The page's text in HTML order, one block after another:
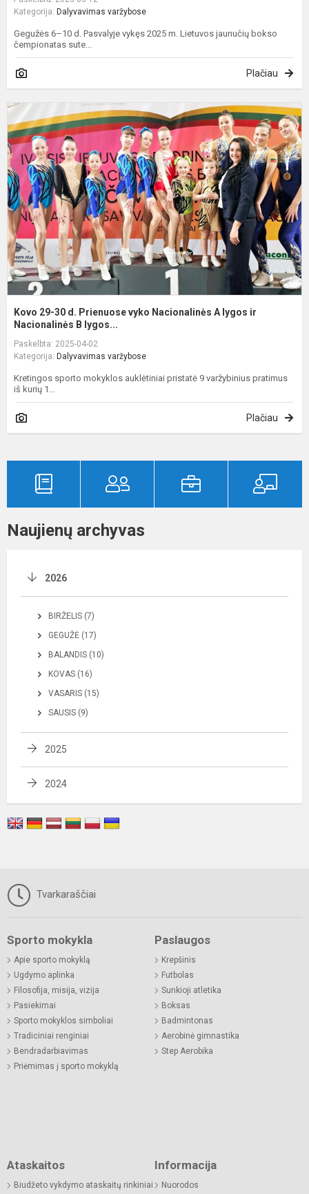
Kategorija: Dalyvavimas varžybose
Gegužės 6–10 d. Pasvalyje vykęs 2025 m. Lietuvos jaunučių bokso
čempionatas sute...
Plačiau
Kovo 29-30 d. Prienuose vyko Nacionalinės A lygos ir
Nacionalinės B lygos...
Paskelbta: 2025-04-02
Kategorija: Dalyvavimas varžybose
Kretingos sporto mokyklos auklėtiniai pristatė 9 varžybinius pratimus
iš kurių 1...
Plačiau
Naujienų archyvas
2026
BIRŽELIS (7)
GEGUŽĖ (17)
BALANDIS (10)
KOVAS (16)
VASARIS (15)
SAUSIS (9)
2025
2024
Tvarkaraščiai
Sporto mokykla
Apie sporto mokyklą
Ugdymo aplinka
Filosofija, misija, vizija
Pasiekimai
Sporto mokyklos simboliai
Tradiciniai renginiai
Bendradarbiavimas
Priėmimas į sporto mokyklą
Paslaugos
Krepšinis
Futbolas
Sunkioji atletika
Boksas
Badmintonas
Aerobinė gimnastika
Step Aerobika
Ataskaitos
Biudžeto vykdymo ataskaitų rinkiniai
Informacija
Nuorodos